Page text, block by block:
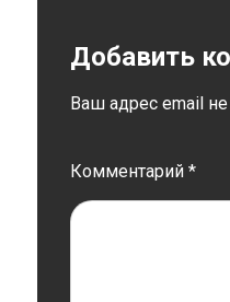
Добавить
Ваш адрес email
Комментарий *